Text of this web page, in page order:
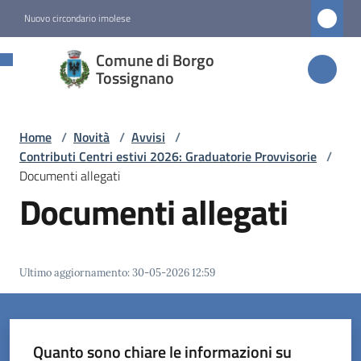
Nuovo circondario imolese
Comune di Borgo
Tossignano
Comune di
Borgo
Amministrazione
Novità
Servizi
Vivere
Borgo
Home / Novità / Avvisi /
Contributi Centri estivi 2026: Graduatorie Provvisorie /
Documenti allegati
Documenti allegati
Ultimo aggiornamento:30-05-2026 12:59
Quanto sono chiare le informazioni su